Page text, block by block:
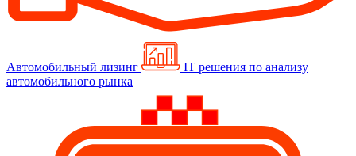
Автомобильный лизинг
IT решения по анализу
автомобильного рынка